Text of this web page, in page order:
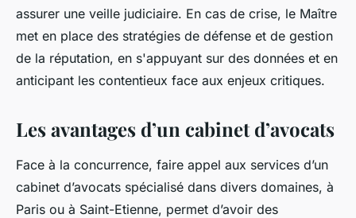
assurer une veille judiciaire. En cas de crise, le Maître
met en place des stratégies de défense et de gestion
de la réputation, en s'appuyant sur des données et en
anticipant les contentieux face aux enjeux critiques.
Les avantages d’un cabinet d’avocats
Face à la concurrence, faire appel aux services d’un
cabinet d’avocats spécialisé dans divers domaines, à
Paris ou à Saint-Etienne, permet d’avoir des